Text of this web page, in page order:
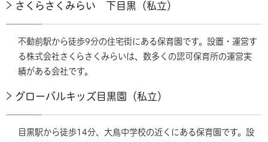
さくらさくみらい 下目黒（私立）
不動前駅から徒歩9分の住宅街にある保育園です。設置・運営す
る株式会社さくらさくみらいは、数多くの認可保育所の運営実
績がある会社です。
グローバルキッズ目黒園（私立）
目黒駅から徒歩14分、大鳥中学校の近くにある保育園です。設